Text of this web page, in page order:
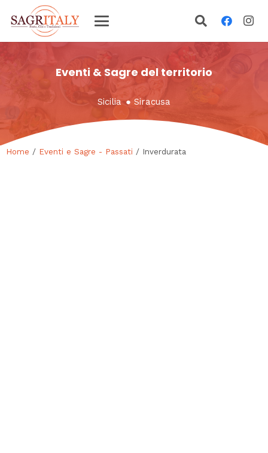
Eventi & Sagre del territorio
Sicilia ● Siracusa
Home / Eventi e Sagre - Passati / Inverdurata